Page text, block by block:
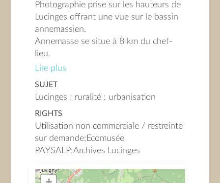
Photographie prise sur les hauteurs de
Lucinges offrant une vue sur le bassin
annemassien.
Annemasse se situe à 8 km du chef-
lieu.
à l'arrière-plan.
Lire plus
SUJET
Lucinges ; ruralité ; urbanisation
RIGHTS
Utilisation non commerciale / restreinte
sur demande;Ecomusée
PAYSALP;Archives Lucinges